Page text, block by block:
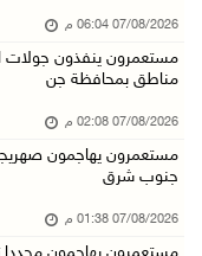
مستعمرون يهاجمون
أسعار النفط تواصل
07/آب/2026 10:25 ص
الذهب يتجه لأفضل أداء
07/08/2026 06:04 م
مستعمرون ينفذون جولات
مناطق بمحافظة جن
07/08/2026 02:08 م
مستعمرون يهاجمون صهريجا
جنوب شرق
07/08/2026 01:38 م